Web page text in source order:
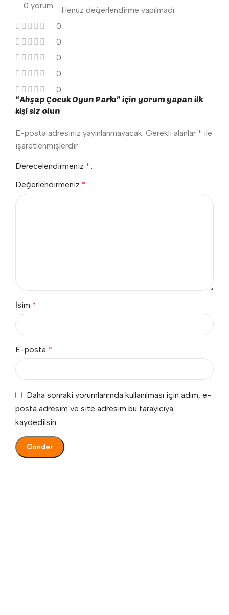
0 yorum
0
0
0
0
0
Henüz değerlendirme yapılmadı.
“Ahşap Çocuk Oyun Parkı” için yorum yapan ilk
kişi siz olun
E-posta adresiniz yayınlanmayacak. Gerekli alanlar * ile
işaretlenmişlerdir
Derecelendirmeniz *
Değerlendirmeniz *
İsim *
E-posta *
Daha sonraki yorumlarımda kullanılması için adım, e-
posta adresim ve site adresim bu tarayıcıya
kaydedilsin.